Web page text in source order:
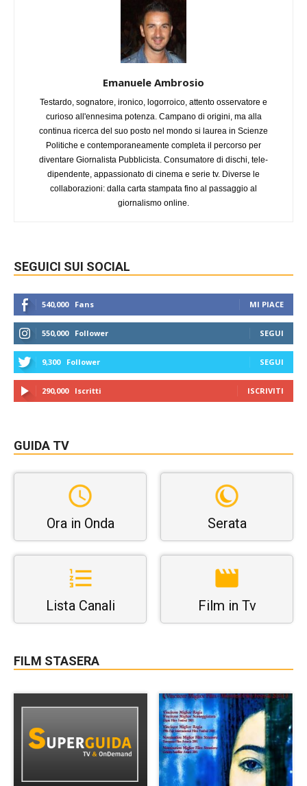
Emanuele Ambrosio
Testardo, sognatore, ironico, logorroico, attento osservatore e
curioso all'ennesima potenza. Campano di origini, ma alla
continua ricerca del suo posto nel mondo si laurea in Scienze
Politiche e contemporaneamente completa il percorso per
diventare Giornalista Pubblicista. Consumatore di dischi, tele-
dipendente, appassionato di cinema e serie tv. Diverse le
collaborazioni: dalla carta stampata fino al passaggio al
giornalismo online.
SEGUICI SUI SOCIAL
540,000 Fans MI PIACE
550,000 Follower SEGUI
9,300 Follower SEGUI
290,000 Iscritti ISCRIVITI
GUIDA TV
Ora in Onda Serata
Lista Canali Film in Tv
FILM STASERA